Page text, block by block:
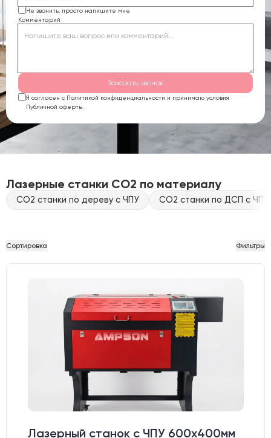
Не звонить, просто напишите мне
Комментарий
Заказать звонок
Я согласен с Политикой конфиденциальности и принимаю условия
Публичной оферты.
Лазерные станки CO2 по материалу
CO2 станки по дереву с ЧПУ CO2 станки по ДСП с ЧПУ
Сортировка Фильтры
Лазерный станок c ЧПУ 600х400мм